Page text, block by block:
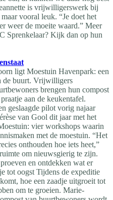
is vrijwilligerswerk bij
vooral leuk. “Je doet het
weer de moeite waard.” Meer
Sprenkelaar? Kijk dan op hun
ligt Moestuin Havenpark: een
de buurt. Vrijwilligers
brengen hun compost
aan de keukentafel.
geslaagde pilot vorig najaar
van Gool dit jaar met het
vier workshops waarin
met de moestuin. “Het
onthouden hoe iets heet,”
om nieuwsgierig te zijn.
en ontdekken wat er
tot oogst Tijdens de expeditie
hoe een zaadje uitgroeit tot
om te groeien. Marie-